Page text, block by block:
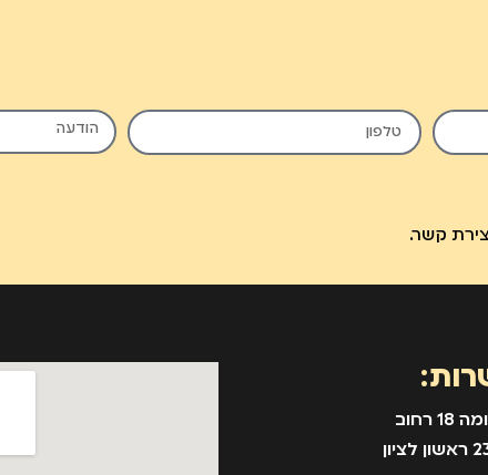
קשר.
מגדל מילניה, קומה 18 רחוב